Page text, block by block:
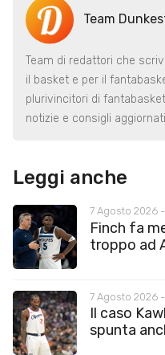
Team
Team di redattori che
il basket e per il
plurivincitori di
notizie e consigli
Leggi anche
7 Agosto 2026 -
Finch fa
troppo ad
7 Agosto 2026
Il caso
spunta